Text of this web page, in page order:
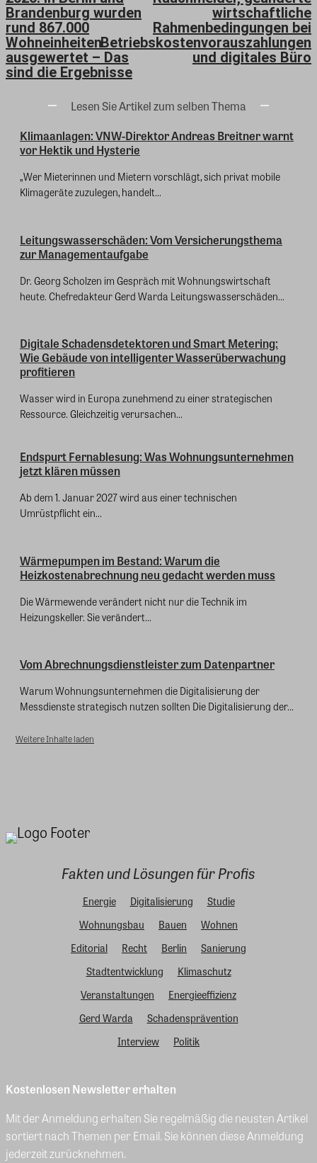
Brandenburg wurden
rund 867.000
Wohneinheiten
ausgewertet – Das
sind die Ergebnisse
wirtschaftliche
Rahmenbedingungen bei
Betriebskostenvorauszahlungen
und digitales Büro
Lesen Sie Artikel zum selben Thema
Klimaanlagen: VNW-Direktor Andreas Breitner warnt
vor Hektik und Hysterie
„Wer Mieterinnen und Mietern vorschlägt, sich privat mobile
Klimageräte zuzulegen, handelt...
Leitungswasserschäden: Vom Versicherungsthema
zur Managementaufgabe
Dr. Georg Scholzen im Gespräch mit Wohnungswirtschaft
heute. Chefredakteur Gerd Warda Leitungswasserschäden...
Digitale Schadensdetektoren und Smart Metering:
Wie Gebäude von intelligenter Wasserüberwachung
profitieren
Wasser wird in Europa zunehmend zu einer strategischen
Ressource. Gleichzeitig verursachen...
Endspurt Fernablesung: Was Wohnungsunternehmen
jetzt klären müssen
Ab dem 1. Januar 2027 wird aus einer technischen
Umrüstpflicht ein...
Wärmepumpen im Bestand: Warum die
Heizkostenabrechnung neu gedacht werden muss
Die Wärmewende verändert nicht nur die Technik im
Heizungskeller. Sie verändert...
Vom Abrechnungsdienstleister zum Datenpartner
Warum Wohnungsunternehmen die Digitalisierung der
Messdienste strategisch nutzen sollten Die Digitalisierung der...
Weitere Inhalte laden
Fakten und Lösungen für Profis
Energie Digitalisierung
Studie
Wohnungsbau
Bauen
Wohnen
Editorial
Recht Berlin
Sanierung
Stadtentwicklung
Klimaschutz
Veranstaltungen
Energieeffizienz
Gerd Warda
Schadensprävention
Interview
Politik
Kostenlosen Newsletter erhalten
Mit der Anmeldung erhalten Sie regelmäßig die neusten Artikel
sortiert nach Themen per Email. Sie können diese Anmeldung
jederzeit zurücknehmen.